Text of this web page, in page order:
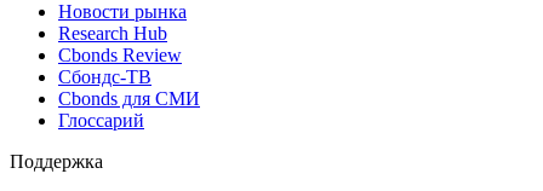
Новости рынка
Research Hub
Cbonds Review
Сбондс-ТВ
Cbonds для СМИ
Глоссарий
Поддержка